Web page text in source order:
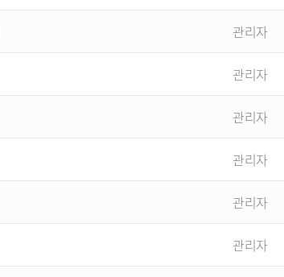
관리자
관리자
관리자
관리자
관리자
관리자